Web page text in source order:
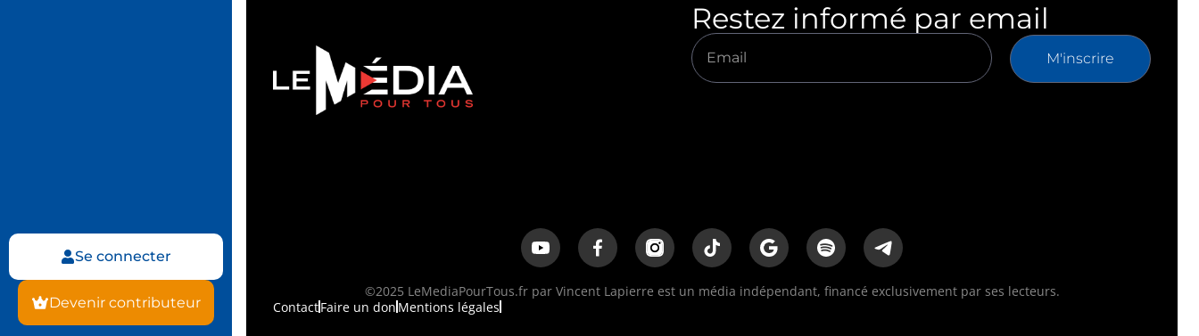
Se connecter
Devenir contributeur
Restez informé par email
M'inscrire
©2025 LeMediaPourTous.fr par Vincent Lapierre est un média indépendant, financé exclusivement par ses lecteurs.
ContactFaire un don Mentions légales